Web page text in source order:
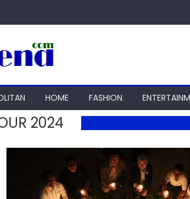
HOME FASHION
2024